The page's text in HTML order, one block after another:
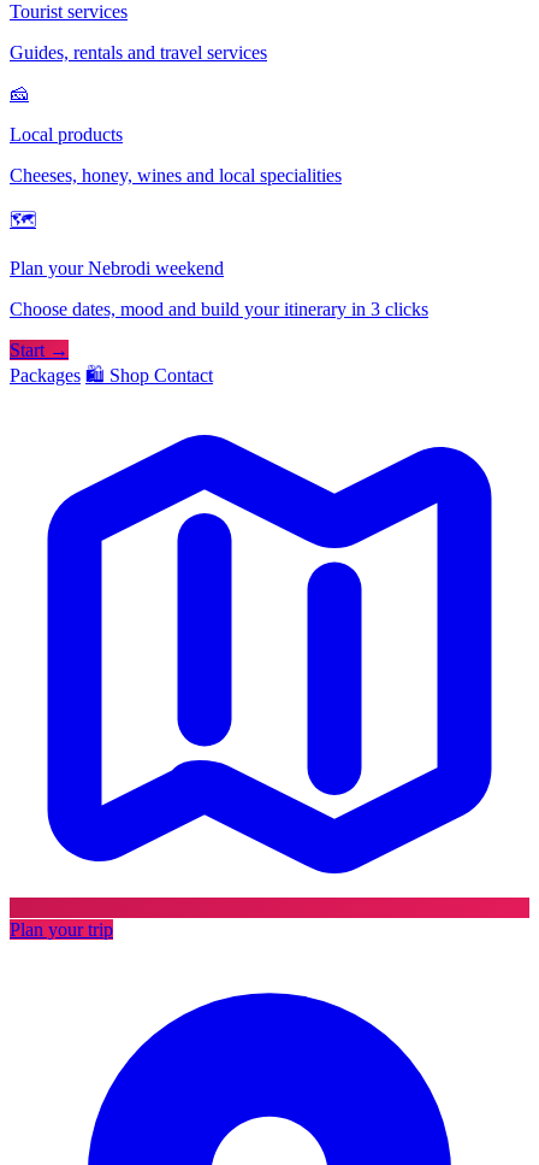
Tourist services
Guides, rentals and travel services
🧀
Local products
Cheeses, honey, wines and local specialities
🗺
Plan your Nebrodi weekend
Choose dates, mood and build your itinerary in 3 clicks
Start →
Packages 🛍️ Shop Contact
Plan your trip